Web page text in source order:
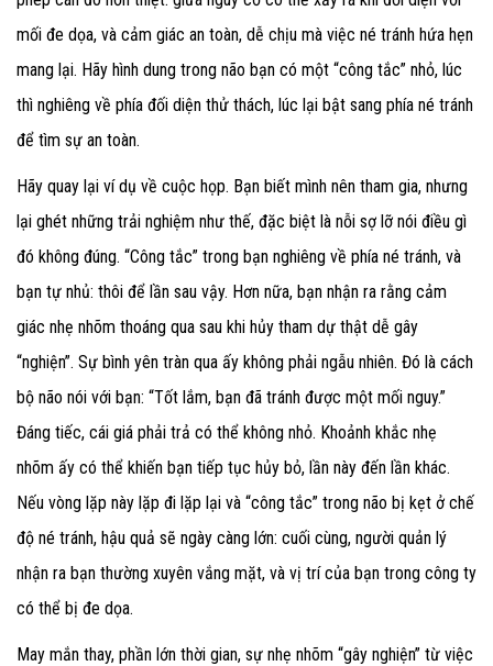
mối đe dọa, và cảm giác an toàn, dễ chịu mà việc né tránh hứa hẹn
mang lại. Hãy hình dung trong não bạn có một “công tắc” nhỏ, lúc
thì nghiêng về phía đối diện thử thách, lúc lại bật sang phía né tránh
để tìm sự an toàn.
Hãy quay lại ví dụ về cuộc họp. Bạn biết mình nên tham gia, nhưng
lại ghét những trải nghiệm như thế, đặc biệt là nỗi sợ lỡ nói điều gì
đó không đúng. “Công tắc” trong bạn nghiêng về phía né tránh, và
bạn tự nhủ: thôi để lần sau vậy. Hơn nữa, bạn nhận ra rằng cảm
giác nhẹ nhõm thoáng qua sau khi hủy tham dự thật dễ gây
“nghiện”. Sự bình yên tràn qua ấy không phải ngẫu nhiên. Đó là cách
bộ não nói với bạn: “Tốt lắm, bạn đã tránh được một mối nguy.”
Đáng tiếc, cái giá phải trả có thể không nhỏ. Khoảnh khắc nhẹ
nhõm ấy có thể khiến bạn tiếp tục hủy bỏ, lần này đến lần khác.
Nếu vòng lặp này lặp đi lặp lại và “công tắc” trong não bị kẹt ở chế
độ né tránh, hậu quả sẽ ngày càng lớn: cuối cùng, người quản lý
nhận ra bạn thường xuyên vắng mặt, và vị trí của bạn trong công ty
có thể bị đe dọa.
May mắn thay, phần lớn thời gian, sự nhẹ nhõm “gây nghiện” từ việc